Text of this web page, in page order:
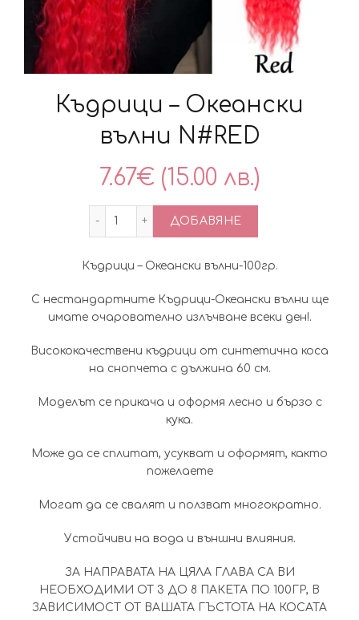
Къдрици – Океански
вълни N#RED
7.67€ (15.00 лв.)
ДОБАВЯНЕ
Къдрици – Океански вълни-100гр.
С нестандартните Къдрици-Океански вълни ще
имате очарователно излъчване всеки ден!.
Висококачествени къдрици от синтетична коса
на снопчета с дължина 60 см.
Моделът се прикача и оформя лесно и бързо с
кука.
Може да се сплитат, усукват и оформят, както
пожелаете
Могат да се свалят и ползват многократно.
Устойчиви на вода и външни влияния.
ЗА НАПРАВАТА НА ЦЯЛА ГЛАВА СА ВИ
НЕОБХОДИМИ ОТ 3 ДО 8 ПАКЕТА ПО 100ГР, В
ЗАВИСИМОСТ ОТ ВАШАТА ГЪСТОТА НА КОСАТА